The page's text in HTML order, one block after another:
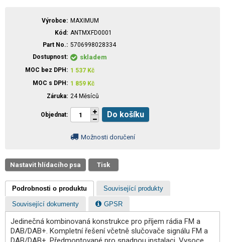
Výrobce
MAXIMUM
Kód
ANTMXFD0001
Part No.
5706998028334
Dostupnost
skladem
MOC bez DPH 1 537 Kč
MOC s DPH
1 859 Kč
Záruka 24 Měsíců
Objednat Do košíku
Možnosti doručení
Nastavit hlídacího psa Tisk
Podrobnosti o produktu Související produkty
Související dokumenty GPSR
Jedinečná kombinovaná konstrukce pro příjem rádia FM a
DAB/DAB+. Kompletní řešení včetně slučovače signálu FM a